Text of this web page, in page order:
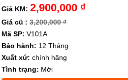
Giá KM: 2,900,000 ₫
Giá cũ : 3,200,000 ₫
Mã SP: V101A
Bảo hành: 12 Tháng
Xuất xứ: chính hãng
Tình trạng: Mới